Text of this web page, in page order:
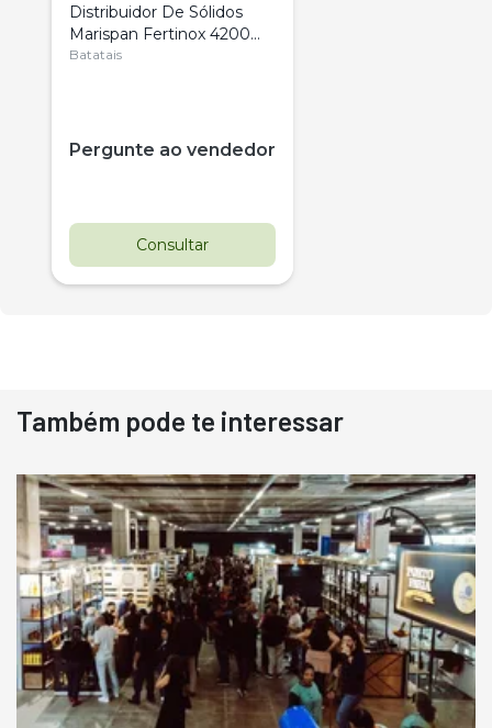
Distribuidor De Sólidos
Marispan Fertinox 4200
Citrus
Batatais
Pergunte ao vendedor
Consultar
Destaque
Usado
Pá Carregadeira Cat 966
Ano 1987
Londrina
R$ 145.000
Também pode te interessar